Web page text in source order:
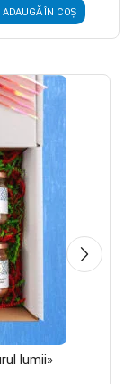
ADAUGĂ ÎN COȘ
lumii»